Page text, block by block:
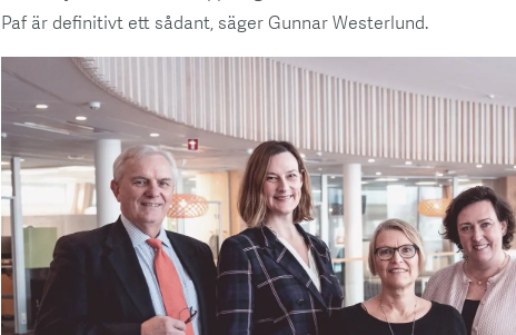
Paf är definitivt ett sådant, säger Gunnar Westerlund.